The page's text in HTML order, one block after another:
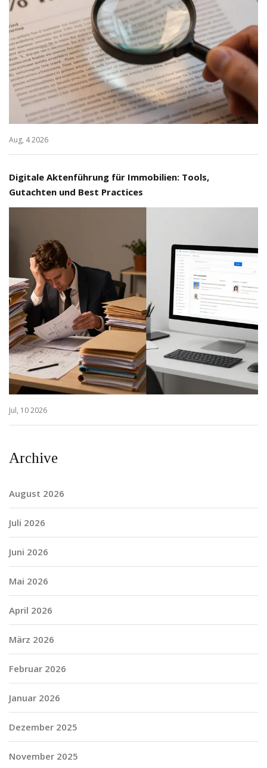
Aug, 4 2026
Digitale Aktenführung für Immobilien: Tools,
Gutachten und Best Practices
Jul, 10 2026
Archive
August 2026
Juli 2026
Juni 2026
Mai 2026
April 2026
März 2026
Februar 2026
Januar 2026
Dezember 2025
November 2025